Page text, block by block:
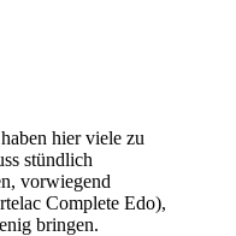
hier viele zu
stündlich
vorwiegend
Complete Edo),
bringen.